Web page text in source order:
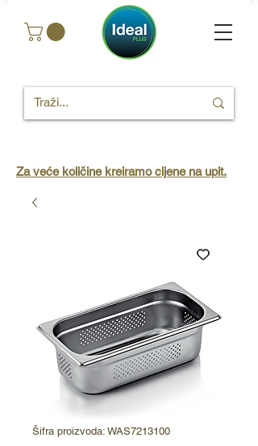
Za veće količine kreiramo cijene na upit.
Šifra proizvoda: WAS7213100